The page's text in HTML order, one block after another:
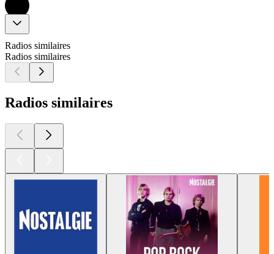
Radios similaires
Radios similaires
Radios similaires